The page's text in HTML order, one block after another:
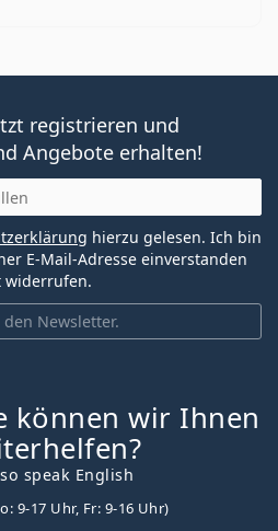
registrieren und
Angebote erhalten!
Newsletter.
hierzu gelesen. Ich bin
E-Mail-Adresse einverstanden
widerrufen.
können wir Ihnen
speak English
9-17 Uhr, Fr: 9-16 Uhr)